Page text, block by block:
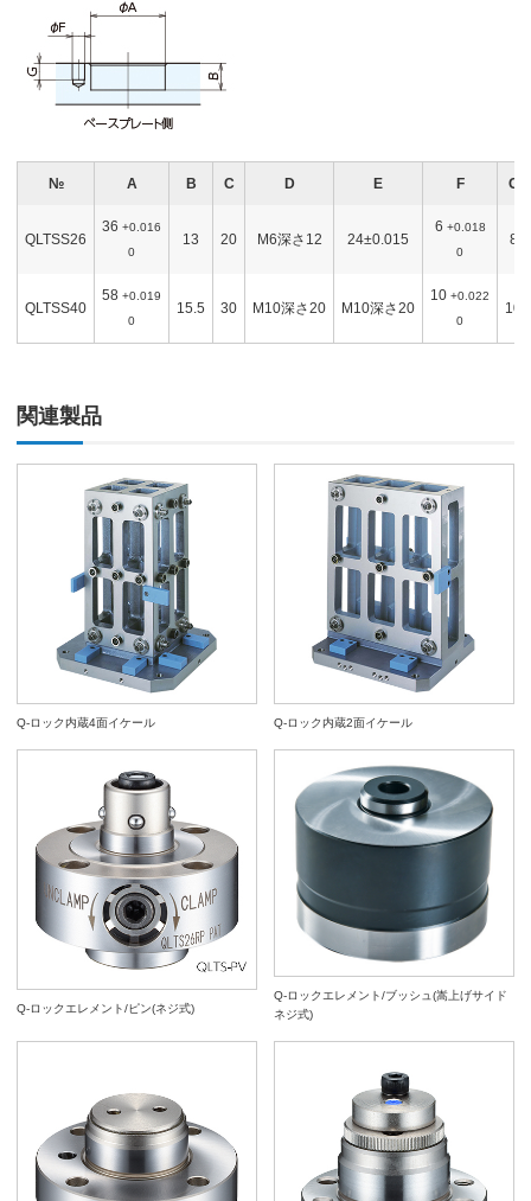
№ A B C D E F G
QLTSS26
36 +0.016
0
13 20 M6深さ12 24±0.015
6 +0.018
0
8
QLTSS40
58 +0.019
0
15.5 30 M10深さ20 M10深さ20
10 +0.022
0
10
関連製品
Q-ロック内蔵4面イケール Q-ロック内蔵2面イケール
Q-ロックエレメント/ピン(ネジ式)
Q-ロックエレメント/ブッシュ(嵩上げサイド
ネジ式)